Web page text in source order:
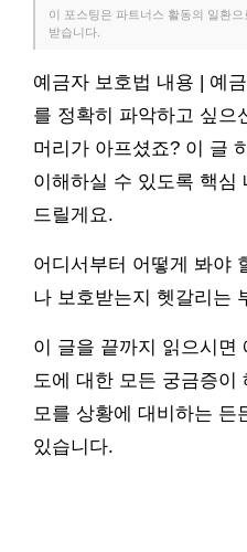
이 포스팅은 파트너스 활동의 일환
받습니다.
예금자 보호법 내용 | 예
를 정확히 파악하고 싶으
머리가 아프셨죠? 이 글
이해하실 수 있도록 핵심
드릴게요.
어디서부터 어떻게 봐야
나 보호받는지 헷갈리는
이 글을 끝까지 읽으시면
도에 대한 모든 궁금증이
모를 상황에 대비하는 든
있습니다.